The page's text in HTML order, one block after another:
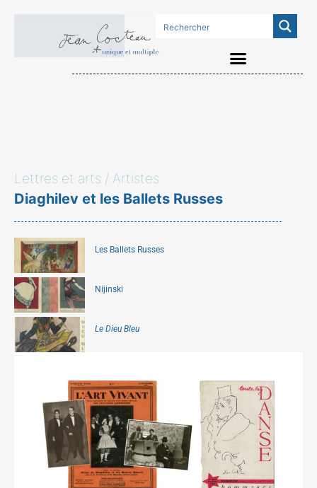
Lettres et arts / Artistes
Diaghilev et les Ballets Russes
Les Ballets Russes
Nijinski
Le Dieu Bleu